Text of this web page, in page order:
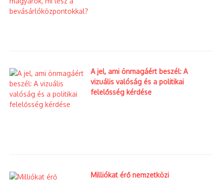
A jel, ami önmagáért beszél: A
vizuális valóság és a politikai
felelősség kérdése
Milliókat érő nemzetközi